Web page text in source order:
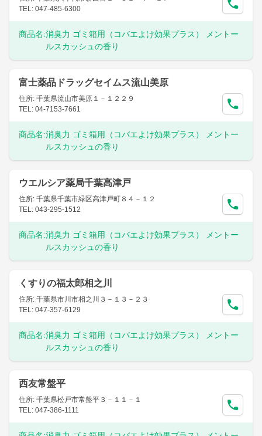
TEL: 047-485-6300
商品名:消臭力 ゴミ箱用（コバエよけ効果プラス） メントー
ルスカッシュの香り
富士薬品ドラッグセイムス流山美原
住所: 千葉県流山市美原１－１２２９
TEL: 04-7153-7661
商品名:消臭力 ゴミ箱用（コバエよけ効果プラス） メントー
ルスカッシュの香り
ウエルシア薬局千葉高津戸
住所: 千葉県千葉市緑区高津戸町８４－１２
TEL: 043-295-1512
商品名:消臭力 ゴミ箱用（コバエよけ効果プラス） メントー
ルスカッシュの香り
くすりの福太郎相之川
住所: 千葉県市川市相之川３－１３－２３
TEL: 047-357-6129
商品名:消臭力 ゴミ箱用（コバエよけ効果プラス） メントー
ルスカッシュの香り
西友常盤平
住所: 千葉県松戸市常盤平３－１１－１
TEL: 047-386-1111